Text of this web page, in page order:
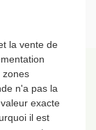
la vente de
zones
n'a pas la
exacte
il est